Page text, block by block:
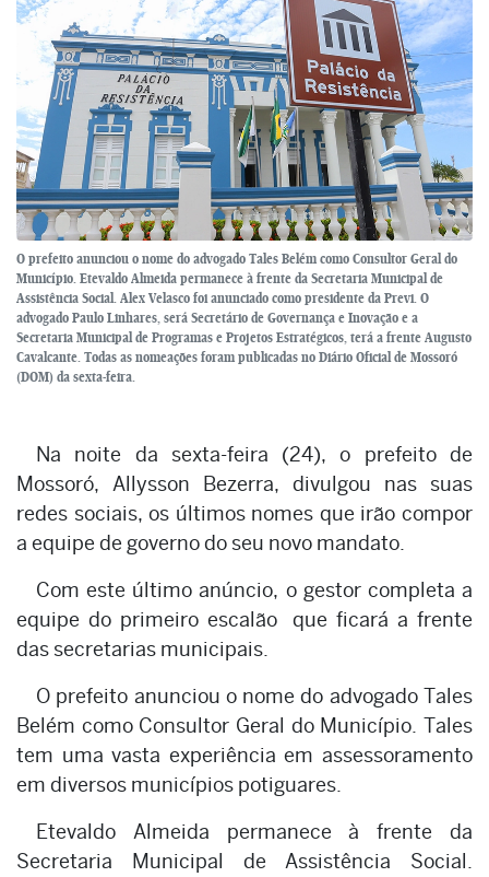
O prefeito anunciou o nome do advogado Tales Belém como Consultor Geral do
Município. Etevaldo Almeida permanece à frente da Secretaria Municipal de
Assistência Social. Alex Velasco foi anunciado como presidente da Previ. O
advogado Paulo Linhares, será Secretário de Governança e Inovação e a
Secretaria Municipal de Programas e Projetos Estratégicos, terá a frente Augusto
Cavalcante. Todas as nomeações foram publicadas no Diário Oficial de Mossoró
(DOM) da sexta-feira.
Na noite da sexta-feira (24), o prefeito de
Mossoró, Allysson Bezerra, divulgou nas suas
redes sociais, os últimos nomes que irão compor
a equipe de governo do seu novo mandato.
Com este último anúncio, o gestor completa a
equipe do primeiro escalão que ficará a frente
das secretarias municipais.
O prefeito anunciou o nome do advogado Tales
Belém como Consultor Geral do Município. Tales
tem uma vasta experiência em assessoramento
em diversos municípios potiguares.
Etevaldo Almeida permanece à frente da
Secretaria Municipal de Assistência Social.